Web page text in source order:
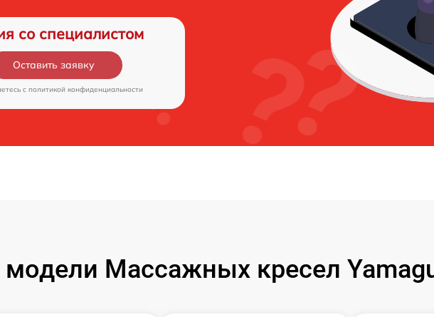
со специалистом
Оставить заявку
c политикой конфиденциальности
Массажных кресел